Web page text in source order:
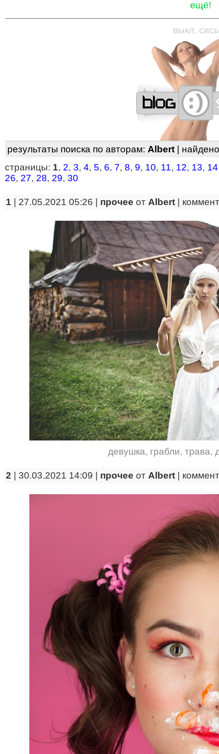
ещё!
—————————————————
выкл.
результаты поиска по авторам: Albert |
страницы: 1, 2, 3, 4, 5, 6, 7, 8, 9, 10, 11, 12, 13, 14
26, 27, 28, 29, 30
1 | 27.05.2021 05:26 | прочее от Albert
девушка, грабли, трава,
2 | 30.03.2021 14:09 | прочее от Albert